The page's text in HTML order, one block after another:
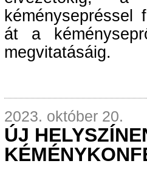
kéménysepréssel
át a
megvitatásáig.
2023. október 20.
ÚJ